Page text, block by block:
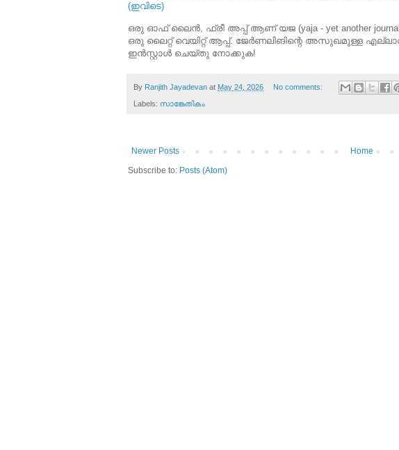
(ഇവിടെ)
ഒരു ഓഫ് ലൈൻ, ഫ്രീ അപ്പ് ആണ് യജ (yaja - yet another
ഒരു ലൈറ്റ് വെയിറ്റ് ആപ്പ്. ജേർണലിങിന്റെ അസുഖമുള്ള
ഇൻസ്റ്റാൾ ചെയ്തു നോക്കുക!
By Ranjith Jayadevan at May 24, 2026 No comments:
Labels: സാങ്കേതികം
Newer Posts
Home
Subscribe to: Posts (Atom)